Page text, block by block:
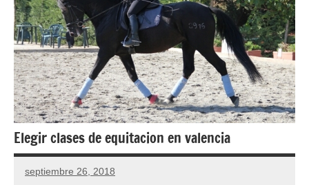
Elegir clases de equitacion en valencia
septiembre 26, 2018